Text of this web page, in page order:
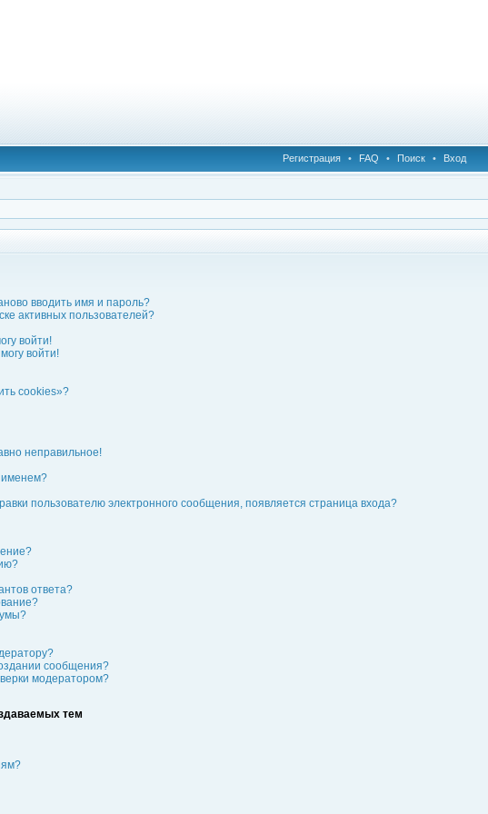
Регистрация • FAQ • Поиск • Вход
вводить имя и пароль?
активных пользователей?
войти!
войти!
cookies»?
неправильное!
именем?
пользователю электронного сообщения, появляется страница входа?
ответа?
сообщения?
модератором?
тем